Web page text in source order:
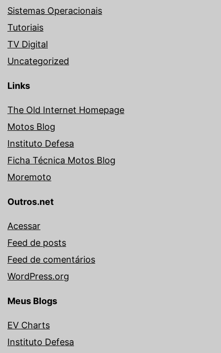
Sistemas Operacionais
Tutoriais
TV Digital
Uncategorized
Links
The Old Internet Homepage
Motos Blog
Instituto Defesa
Ficha Técnica Motos Blog
Moremoto
Outros.net
Acessar
Feed de posts
Feed de comentários
WordPress.org
Meus Blogs
EV Charts
Instituto Defesa